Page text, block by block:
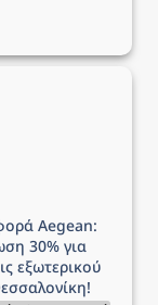
Aegean:
30% για
εξωτερικού